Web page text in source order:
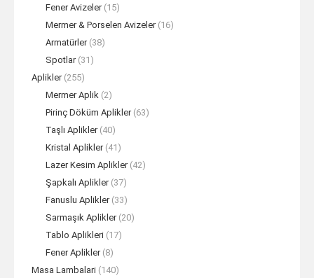
Fener Avizeler (15)
Mermer & Porselen Avizeler (16)
Armatürler (38)
Spotlar (31)
Aplikler (255)
Mermer Aplik (2)
Pirinç Döküm Aplikler (63)
Taşlı Aplikler (40)
Kristal Aplikler (41)
Lazer Kesim Aplikler (42)
Şapkalı Aplikler (37)
Fanuslu Aplikler (33)
Sarmaşık Aplikler (20)
Tablo Aplikleri (17)
Fener Aplikler (8)
Masa Lambalari (140)